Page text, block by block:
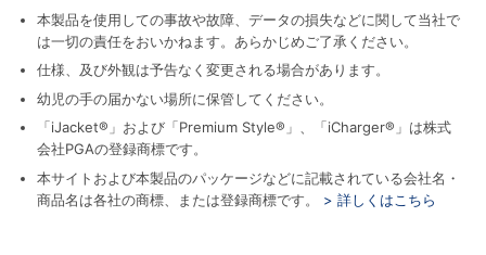
本製品を使用しての事故や故障、データの損失などに関して当社で
は一切の責任をおいかねます。あらかじめご了承ください。
仕様、及び外観は予告なく変更される場合があります。
幼児の手の届かない場所に保管してください。
「iJacket®」および「Premium Style®」、「iCharger®」は株式
会社PGAの登録商標です。
本サイトおよび本製品のパッケージなどに記載されている会社名・
商品名は各社の商標、または登録商標です。
> 詳しくはこちら